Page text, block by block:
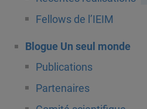
Fellows de l’IEIM
Blogue Un seul monde
Publications
Partenaires